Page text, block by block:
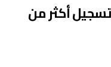
: تسجيل أكثر من